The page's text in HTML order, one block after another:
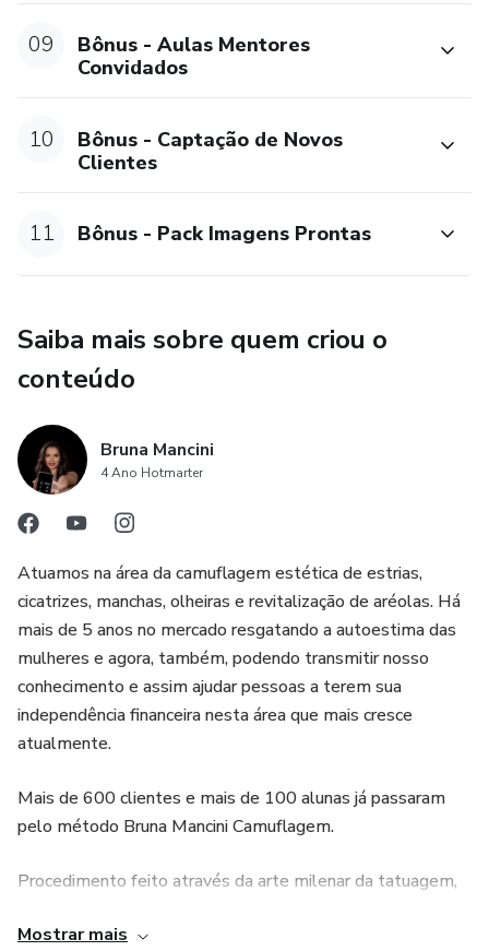
09
Bônus - Aulas Mentores
Convidados
10
Bônus - Captação de Novos
Clientes
11 Bônus - Pack Imagens Prontas
Saiba mais sobre quem criou o
conteúdo
Bruna Mancini
4 Ano Hotmarter
Atuamos na área da camuflagem estética de estrias,
cicatrizes, manchas, olheiras e revitalização de aréolas. Há
mais de 5 anos no mercado resgatando a autoestima das
mulheres e agora, também, podendo transmitir nosso
conhecimento e assim ajudar pessoas a terem sua
independência financeira nesta área que mais cresce
atualmente.
Mais de 600 clientes e mais de 100 alunas já passaram
pelo método Bruna Mancini Camuflagem.
Procedimento feito através da arte milenar da tatuagem,
aquilo que incomoda. Clarear o que está escuro e trazer
Mostrar mais